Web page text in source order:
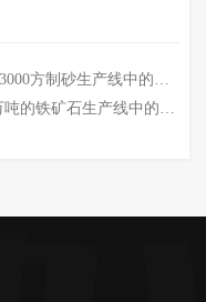
制砂生产线中的成功应用
铁矿石生产线中的应用